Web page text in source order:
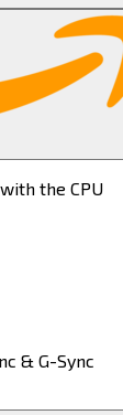
the CPU
& G-Sync